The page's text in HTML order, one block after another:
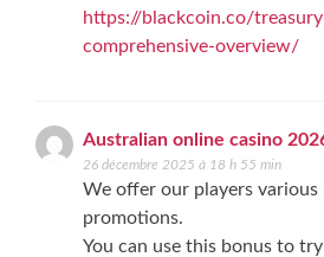
https://blackcoin.co/
comprehensive-overview/
Australian online casino
26 décembre 2025 à 18 h 55 min
We offer our players various
promotions.
You can use this bonus to